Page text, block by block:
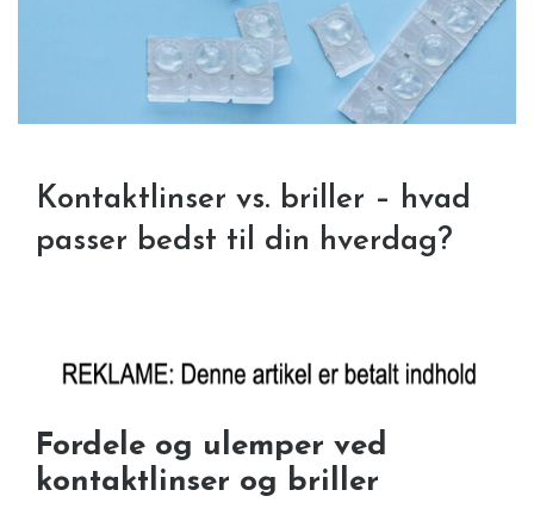
Kontaktlinser vs. briller – hvad
passer bedst til din hverdag?
Fordele og ulemper ved
kontaktlinser og briller